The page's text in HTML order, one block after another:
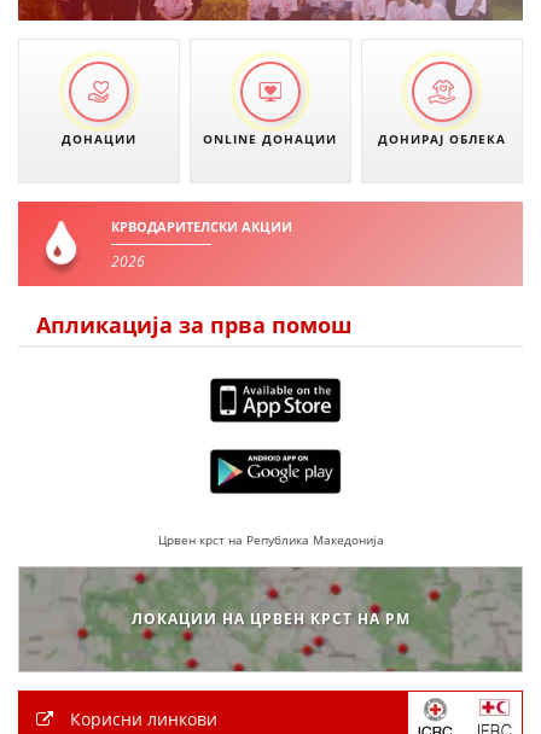
ЗА НАС
ДЕЈСТВУВАЊЕ
СТРАТЕГИИ
БРОШУРИ
ПОСТЕРИ
ДОНАЦИИ ONLINE ДОНАЦИИ ДОНИРАЈ ОБЛЕКА
КРВОДАРИТЕЛСКИ АКЦИИ
2026
Апликација за прва помош
Црвен крст на Република Македонија
ЛОКАЦИИ НА ЦРВЕН КРСТ НА РМ
Корисни линкови